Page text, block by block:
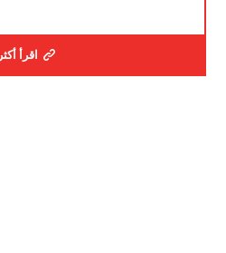
اقرأ أكثر